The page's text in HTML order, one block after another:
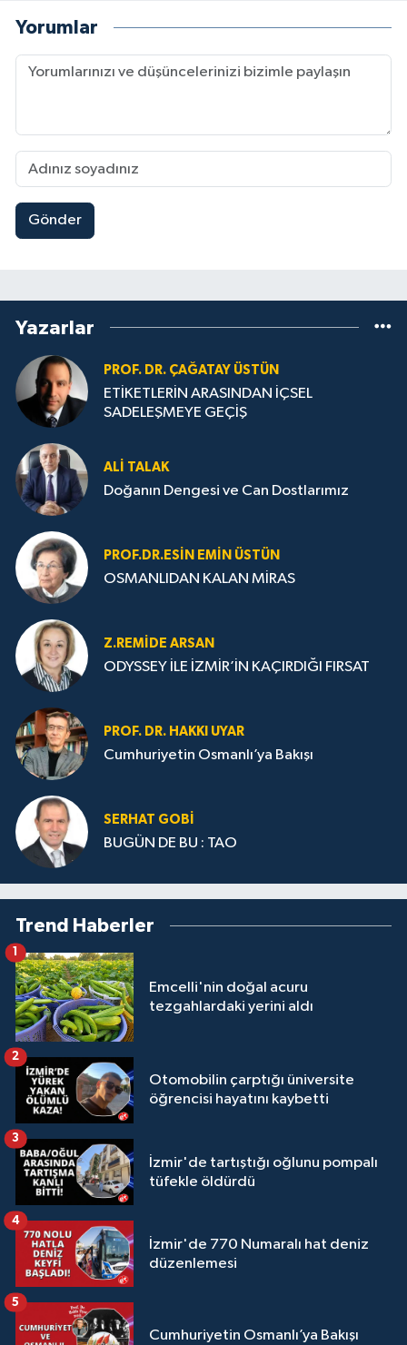
Yorumlar
Gönder
Yazarlar
PROF. DR. ÇAĞATAY ÜSTÜN
ETİKETLERİN ARASINDAN İÇSEL
SADELEŞMEYE GEÇİŞ
ALI TALAK
Doğanın Dengesi ve Can Dostlarımız
PROF.DR.ESIN EMIN ÜSTÜN
OSMANLIDAN KALAN MİRAS
Z.REMIDE ARSAN
ODYSSEY İLE İZMİR’İN KAÇIRDIĞI FIRSAT
PROF. DR. HAKKI UYAR
Cumhuriyetin Osmanlı’ya Bakışı
SERHAT GOBİ
BUGÜN DE BU : TAO
Trend Haberler
Emcelli'nin doğal acuru
tezgahlardaki yerini aldı
1
Otomobilin çarptığı üniversite
öğrencisi hayatını kaybetti
2
İzmir'de tartıştığı oğlunu pompalı
tüfekle öldürdü
3
İzmir'de 770 Numaralı hat deniz
düzenlemesi
4
Cumhuriyetin Osmanlı’ya Bakışı
5